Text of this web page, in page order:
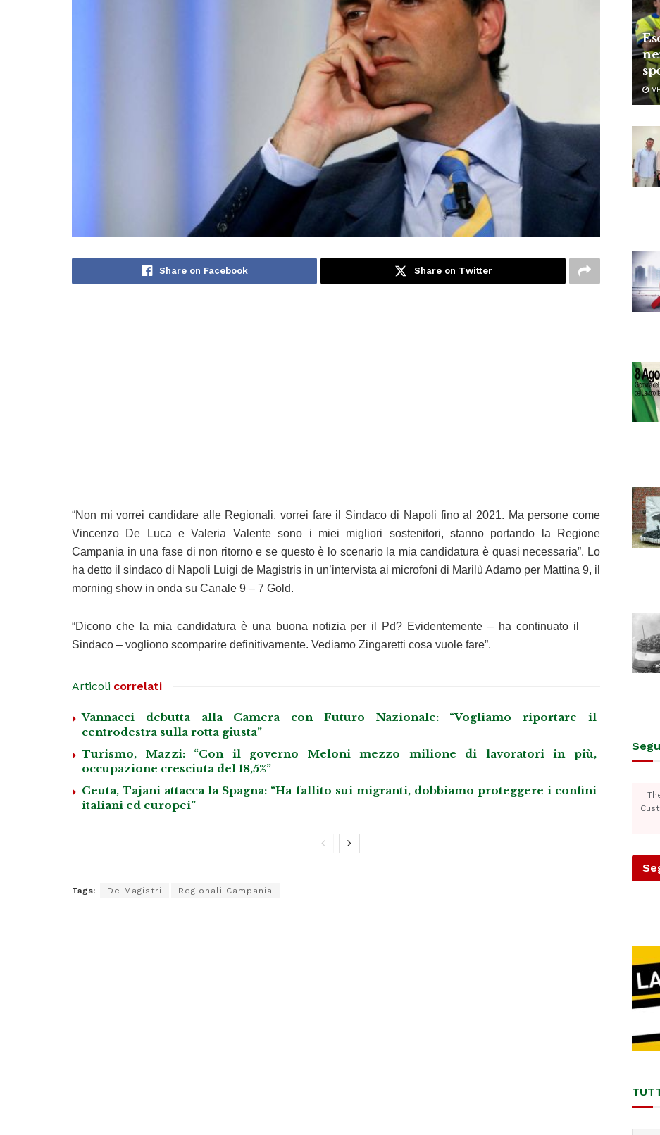
Share on Facebook Share on Twitter
“Non mi vorrei candidare alle Regionali, vorrei fare il Sindaco di Napoli fino al 2021. Ma persone come
Vincenzo De Luca e Valeria Valente sono i miei migliori sostenitori, stanno portando la Regione
Campania in una fase di non ritorno e se questo è lo scenario la mia candidatura è quasi necessaria”. Lo
ha detto il sindaco di Napoli Luigi de Magistris in un’intervista ai microfoni di Marilù Adamo per Mattina 9, il
morning show in onda su Canale 9 – 7 Gold.
“Dicono che la mia candidatura è una buona notizia per il Pd? Evidentemente – ha continuato il
Sindaco – vogliono scomparire definitivamente. Vediamo Zingaretti cosa vuole fare”.
Articoli correlati
Vannacci debutta alla Camera con Futuro Nazionale: “Vogliamo riportare il
centrodestra sulla rotta giusta”
Turismo, Mazzi: “Con il governo Meloni mezzo milione di lavoratori in più,
occupazione cresciuta del 18,5%”
Ceuta, Tajani attacca la Spagna: “Ha fallito sui migranti, dobbiamo proteggere i confini
italiani ed europei”
Tags: De Magistri Regionali Campania